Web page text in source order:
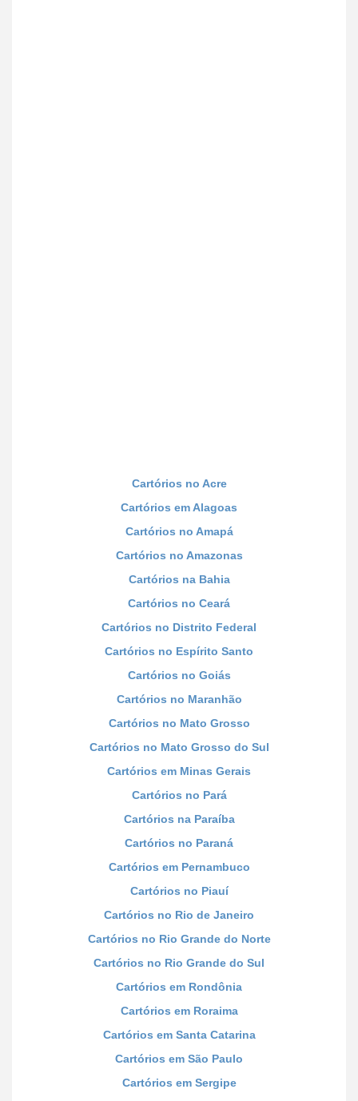
Cartórios no Acre
Cartórios em Alagoas
Cartórios no Amapá
Cartórios no Amazonas
Cartórios na Bahia
Cartórios no Ceará
Cartórios no Distrito Federal
Cartórios no Espírito Santo
Cartórios no Goiás
Cartórios no Maranhão
Cartórios no Mato Grosso
Cartórios no Mato Grosso do Sul
Cartórios em Minas Gerais
Cartórios no Pará
Cartórios na Paraíba
Cartórios no Paraná
Cartórios em Pernambuco
Cartórios no Piauí
Cartórios no Rio de Janeiro
Cartórios no Rio Grande do Norte
Cartórios no Rio Grande do Sul
Cartórios em Rondônia
Cartórios em Roraima
Cartórios em Santa Catarina
Cartórios em São Paulo
Cartórios em Sergipe